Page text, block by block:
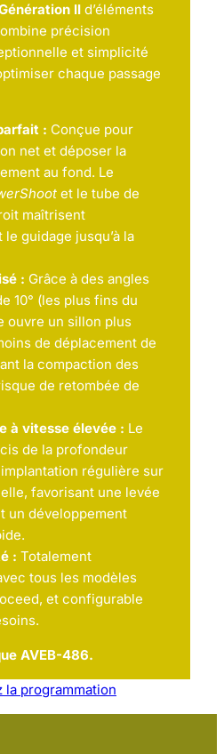
IId’éléments
précision
et simplicité
chaque passage
: Conçue pour
net et déposer la
au fond. Le
et le tube de
maîtrisent
guidage jusqu’à la
: Grâce à des angles
10° (les plus fins du
ouvre un sillon plus
de déplacement de
la compaction des
de retombée de
à vitesse élevée : Le
de la profondeur
régulière sur
favorisant une levée
un développement
: Totalement
tous les modèles
et configurable
AVEB-486.
la programmation